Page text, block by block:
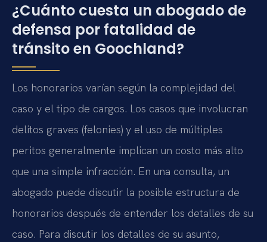
¿Cuánto cuesta un abogado de
defensa por fatalidad de
tránsito en Goochland?
Los honorarios varían según la complejidad del
caso y el tipo de cargos. Los casos que involucran
delitos graves (felonies) y el uso de múltiples
peritos generalmente implican un costo más alto
que una simple infracción. En una consulta, un
abogado puede discutir la posible estructura de
honorarios después de entender los detalles de su
caso. Para discutir los detalles de su asunto,